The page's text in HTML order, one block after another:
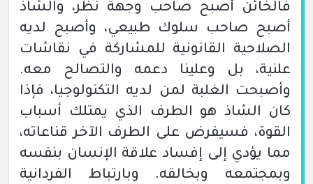
فالخائن أصبح صاحب وجهة نظر، والشاذ
أصبح صاحب سلوك طبيعي، وأصبح لديه
الصلاحية القانونية للمشاركة في نقاشات
علنية، بل وعلينا دعمه والتصالح معه.
وأصبحت الغلبة لمن لديه التكنولوجيا، فإذا
كان الشاذ هو الطرف الذي يمتلك أسباب
القوة، فسيفرض على الطرف الآخر قناعاته،
مما يؤدي إلى إفساد علاقة الإنسان بنفسه
وبمجتمعه وبخالقه. وبارتباط الفردانية